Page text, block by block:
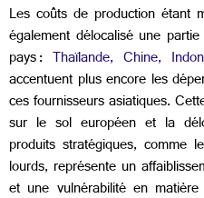
Les coûts de production étant
également délocalisé une
pays : Thaïlande, Chine,
accentuent plus encore les
ces fournisseurs asiatiques.
sur le sol européen et la
produits stratégiques, comme
lourds, représente un
et une vulnérabilité en